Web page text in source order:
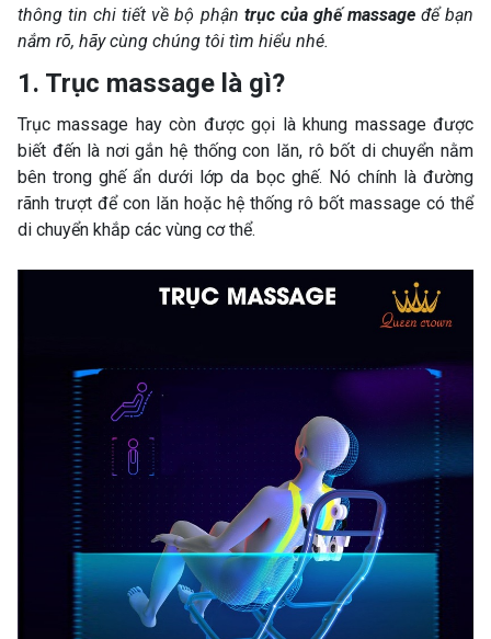
thông tin chi tiết về bộ phận trục của ghế massageđể bạn
nắm rõ, hãy cùng chúng tôi tìm hiểu nhé.
1. Trục massage là gì?
Trục massage hay còn được gọi là khung massage được
biết đến là nơi gắn hệ thống con lăn, rô bốt di chuyển nằm
bên trong ghế ẩn dưới lớp da bọc ghế. Nó chính là đường
rãnh trượt để con lăn hoặc hệ thống rô bốt massage có thể
di chuyển khắp các vùng cơ thể.